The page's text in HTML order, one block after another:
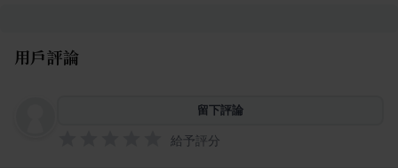
用戶評論
留下評論
給予評分